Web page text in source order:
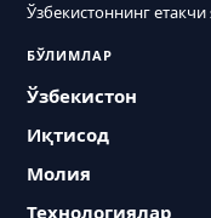
Ўзбекистоннинг
БЎЛИМЛАР
Ўзбекистон
Иқтисод
Молия
Технологиялар